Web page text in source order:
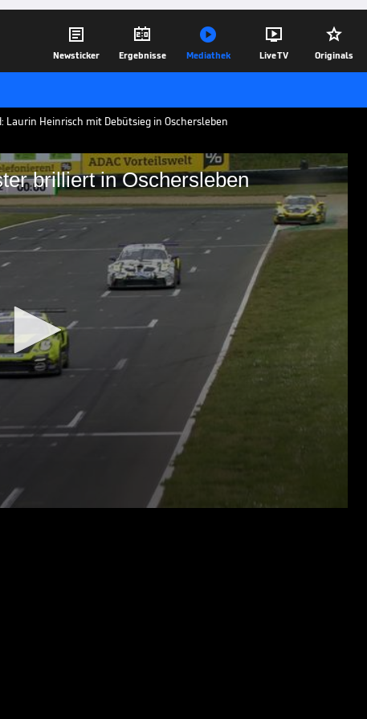

Newsticker

Ergebnisse

Mediathek

Live TV

Originals
Laurin Heinrisch mit Debütsieg in Oschersleben
brilliert in Oschersleben
Youngster brilliert in
durch Ayhancan Güven
erstmals Laurin Heinrich. In der